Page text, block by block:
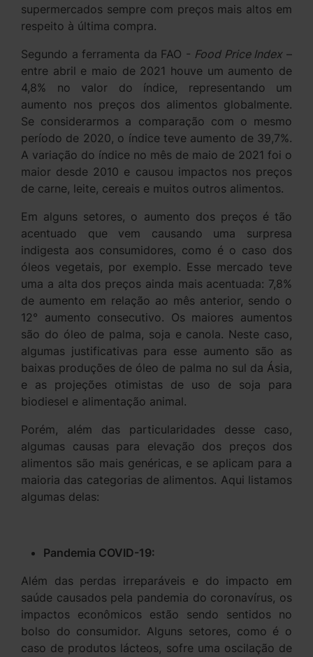
supermercados sempre com preços mais altos em
respeito à última compra.
Segundo a ferramenta da FAO - Food Price Index–
entre abril e maio de 2021 houve um aumento de
4,8% no valor do índice, representando um
aumento nos preços dos alimentos globalmente.
Se considerarmos a comparação com o mesmo
período de 2020, o índice teve aumento de 39,7%.
A variação do índice no mês de maio de 2021 foi o
maior desde 2010 e causou impactos nos preços
de carne, leite, cereais e muitos outros alimentos.
Em alguns setores, o aumento dos preços é tão
acentuado que vem causando uma surpresa
indigesta aos consumidores, como é o caso dos
óleos vegetais, por exemplo. Esse mercado teve
uma a alta dos preços ainda mais acentuada: 7,8%
de aumento em relação ao mês anterior, sendo o
12° aumento consecutivo. Os maiores aumentos
são do óleo de palma, soja e canola. Neste caso,
algumas justificativas para esse aumento são as
baixas produções de óleo de palma no sul da Ásia,
e as projeções otimistas de uso de soja para
biodiesel e alimentação animal.
Porém, além das particularidades desse caso,
algumas causas para elevação dos preços dos
alimentos são mais genéricas, e se aplicam para a
maioria das categorias de alimentos. Aqui listamos
algumas delas:
Pandemia COVID-19:
Além das perdas irreparáveis e do impacto em
saúde causados pela pandemia do coronavírus, os
impactos econômicos estão sendo sentidos no
bolso do consumidor. Alguns setores, como é o
caso de produtos lácteos, sofre uma oscilação de